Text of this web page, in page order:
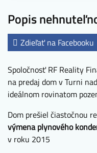
Popis
Zdieľať na Facebooku
Spoločnosť RF Reality
na predaj dom v Turni
ideálnom rovinatom
Dom prešiel čiastočnou
výmena plynového
v roku 2015